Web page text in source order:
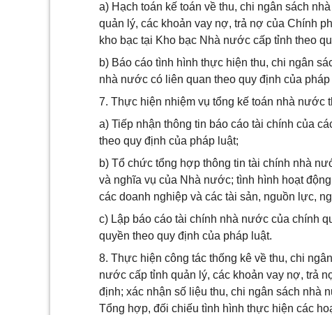
a) Hạch toán kế toán về thu, chi ngân sách
quản lý, các khoản vay nợ, trả nợ của Chính
kho bạc tại Kho bạc Nhà nước cấp tỉnh theo
b) Báo cáo tình hình thực hiện thu, chi ngân
nhà nước có liên quan theo quy định của pháp
7. Thực hiện nhiệm vụ tổng kế toán nhà nước
a) Tiếp nhận thông tin báo cáo tài chính của
theo quy định của pháp luật;
b) Tổ chức tổng hợp thông tin tài chính nhà
và nghĩa vụ của Nhà nước; tình hình hoạt
các doanh nghiệp và các tài sản, nguồn lực,
c) Lập báo cáo tài chính nhà nước của chính
quyền theo quy định của pháp luật.
8. Thực hiện công tác thống kê về thu, chi
nước cấp tỉnh quản lý, các khoản vay nợ, trả
định; xác nhận số liệu thu, chi ngân sách nhà
Tổng hợp, đối chiếu tình hình thực hiện các